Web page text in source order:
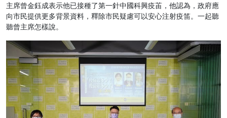
主席曾金鈺成表示他已接種了第一針中國科興疫苖，他認為，政府應
向市民提供更多背景資料，釋除市民疑慮可以安心注射疫笛。一起聽
聽曾主席怎樣說。